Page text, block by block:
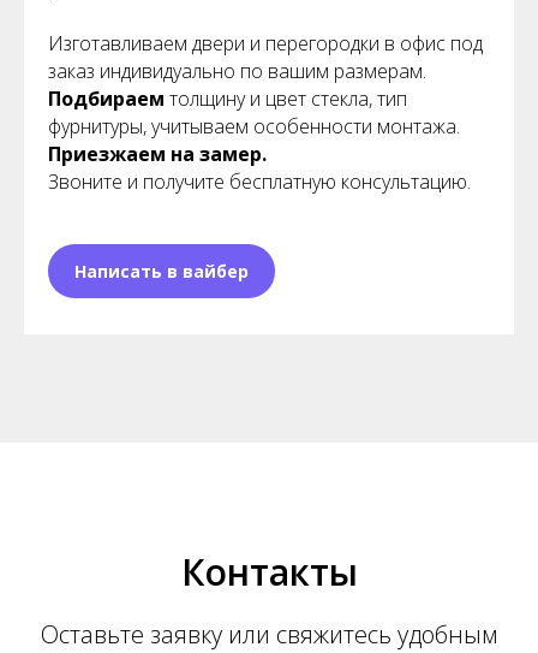
Изготавливаем двери и перегородки в офис под
заказ индивидуально по вашим размерам.
Подбираем толщину и цвет стекла, тип
фурнитуры, учитываем особенности монтажа.
Приезжаем на замер.
Звоните и получите бесплатную консультацию.
Написать в вайбер
Контакты
Оставьте заявку или свяжитесь удобным